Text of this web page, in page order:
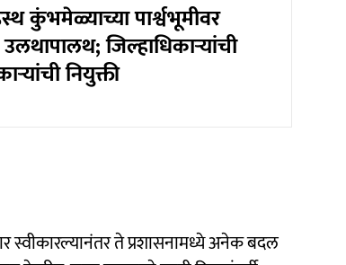
कुंभमेळ्याच्या पार्श्वभूमीवर
जिल्हाधिकाऱ्यांची
नियुक्ती
स्वीकारल्यानंतर ते प्रशासनामध्ये अनेक बदल